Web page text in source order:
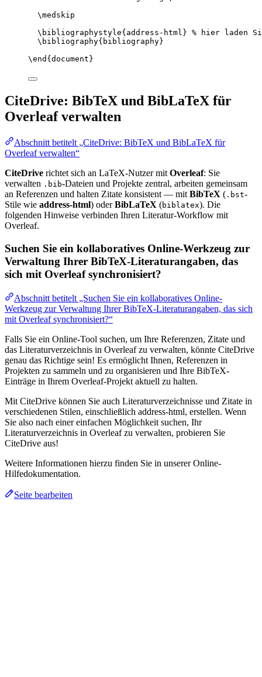
\medskip
\bibliographystyle{address-html} % hier laden
\bibliography{bibliography}
\end { document }
CiteDrive: BibTeX und BibLaTeX für
Overleaf verwalten
Abschnitt betitelt „CiteDrive: BibTeX und BibLaTeX für
Overleaf verwalten“
CiteDrive richtet sich an LaTeX-Nutzer mit Overleaf: Sie
verwalten .bib-Dateien und Projekte zentral, arbeiten gemeinsam
an Referenzen und halten Zitate konsistent — mit BibTeX ( .bst-
Stile wie address-html) oderBibLaTeX (biblatex). Die
folgenden Hinweise verbinden Ihren Literatur-Workflow mit
Overleaf.
Suchen Sie ein kollaboratives Online-Werkzeug zur
Verwaltung Ihrer BibTeX-Literaturangaben, das
sich mit Overleaf synchronisiert?
Abschnitt betitelt „Suchen Sie ein kollaboratives Online-
Werkzeug zur Verwaltung Ihrer BibTeX-Literaturangaben, das sich
mit Overleaf synchronisiert?“
Falls Sie ein Online-Tool suchen, um Ihre Referenzen, Zitate und
das Literaturverzeichnis in Overleaf zu verwalten, könnte CiteDrive
genau das Richtige sein! Es ermöglicht Ihnen, Referenzen in
Projekten zu sammeln und zu organisieren und Ihre BibTeX-
Einträge in Ihrem Overleaf-Projekt aktuell zu halten.
Mit CiteDrive können Sie auch Literaturverzeichnisse und Zitate in
verschiedenen Stilen, einschließlich address-html, erstellen. Wenn
Sie also nach einer einfachen Möglichkeit suchen, Ihr
Literaturverzeichnis in Overleaf zu verwalten, probieren Sie
CiteDrive aus!
Weitere Informationen hierzu finden Sie in unserer Online-
Hilfedokumentation.
Seite bearbeiten